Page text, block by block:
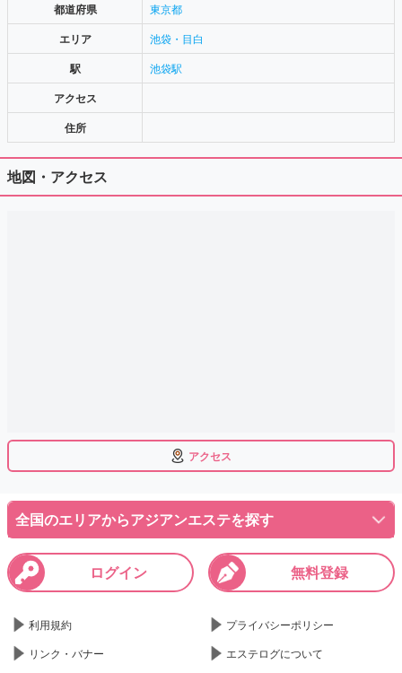
都道府県 東京都
エリア 池袋・目白
駅 池袋駅
アクセス
住所
地図・アクセス
アクセス
全国のエリアからアジアンエステを探す
ログイン 無料登録
利用規約
プライバシーポリシー
リンク・バナー
エステログについて